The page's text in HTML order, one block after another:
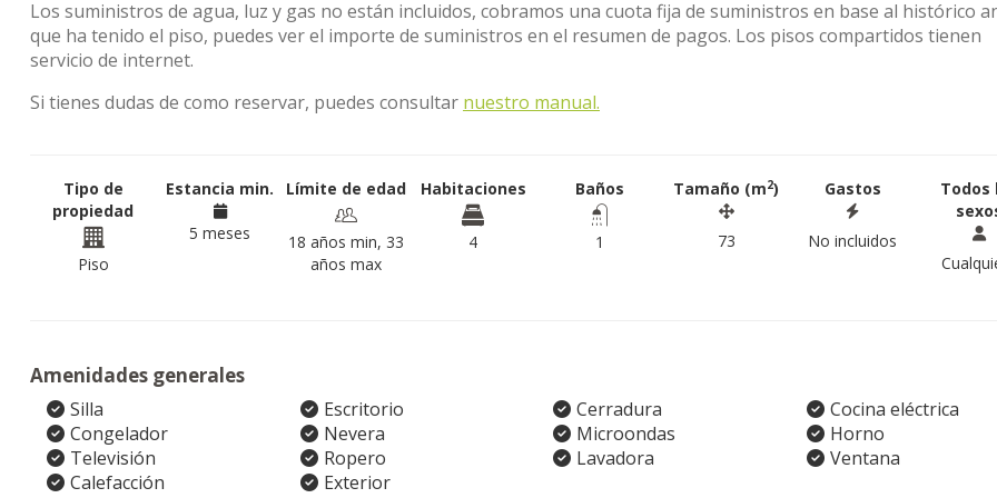
Los suministros de agua, luz y gas no están incluidos, cobramos una cuota fija de suministros en base al histórico
que ha tenido el piso, puedes ver el importe de suministros en el resumen de pagos. Los pisos compartidos tienen
servicio de internet.
Si tienes dudas de como reservar, puedes consultar nuestro manual.
Tipo de
propiedad
Piso
Estancia min.
5 meses
Límite de edad
18 años min, 33
años max
Habitaciones
4
Baños
1
Tamaño (m2)
73
Gastos
No incluidos
Todos
Amenidades generales
Silla Escritorio Cerradura
Cocina eléctrica
Congelador
Nevera Microondas
Horno
Televisión
Ropero Lavadora
Ventana
Calefacción
Exterior